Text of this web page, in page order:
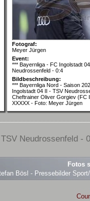
Fotograf:
Meyer Jürgen
Event:
*** Bayernliga - FC Ingolstadt
Neudrossenfeld - 0:4
Bildbeschreibung:
*** Bayernliga Nord - Saison
Ingolstadt 04 II - TSV
Cheftrainer Oliver Gorgiev (FC
XXXXX - Foto: Meyer Jürgen
Neudrossenfeld -
Fotos
Bösl - Pressebilder